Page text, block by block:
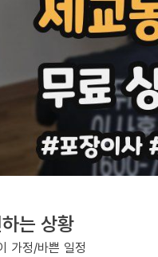
는 상황
가정/바쁜 일정